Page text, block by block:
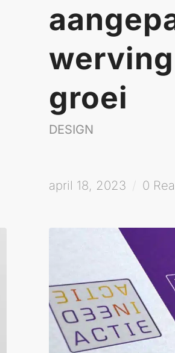
groei
DESIGN
april 18, 2023 / 0